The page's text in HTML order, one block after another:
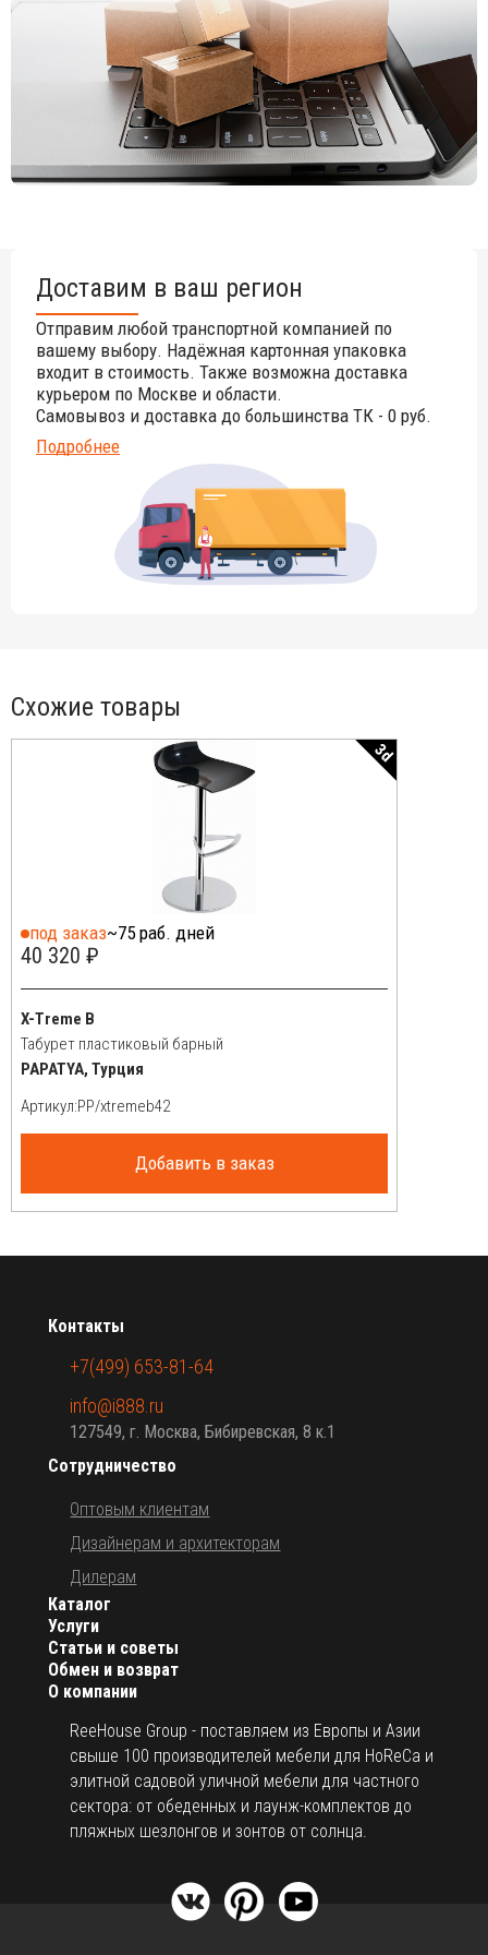
Для уточнения всех возможных вариантов материала и
цвета данного изделия обращайтесь к нашим
менеджерам.
Доставим в ваш регион
Отправим любой транспортной компанией по
вашему выбору. Надёжная картонная упаковка
входит в стоимость. Также возможна доставка
курьером по Москве и области.
Самовывоз и доставка до большинства ТК - 0 руб.
Подробнее
Схожие товары
3d
под заказ~75 раб. дней
40 320 ₽
X-Treme B
Табурет пластиковый барный
PAPATYA, Турция
Артикул:
Добавить в заказ
О компании
ReeHouse Group - поставляем из Европы и Азии
свыше 100 производителей мебели для HoReCa и
элитной садовой уличной мебели для частного
сектора: от обеденных и лаунж-комплектов до
пляжных шезлонгов и зонтов от солнца.
Каталог
Услуги
Статьи и советы
Обмен и возврат
Сотрудничество
Оптовым клиентам
Дизайнерам и архитекторам
Дилерам
Контакты
+7(499) 653-81-64
info@i888.ru
127549, г. Москва, Бибиревская, 8 к.1